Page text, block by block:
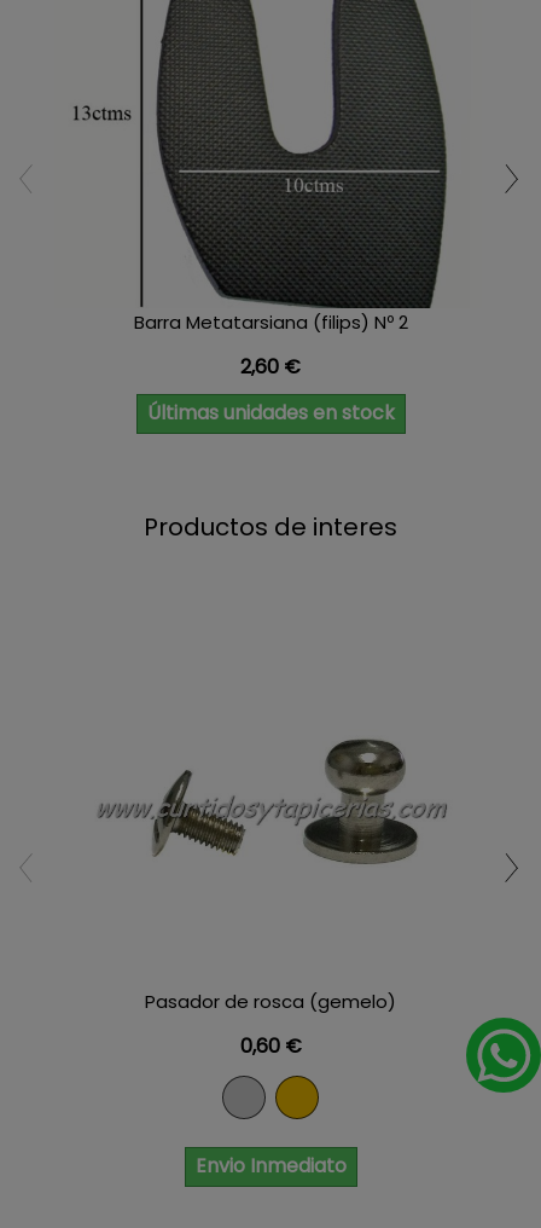
Barra Metatarsiana (filips) Nº 2
Precio
2,60 €
Últimas unidades en stock
Productos de interes
Pasador de rosca (gemelo)
Precio
0,60 €
NiquelDorado
Envio Inmediato